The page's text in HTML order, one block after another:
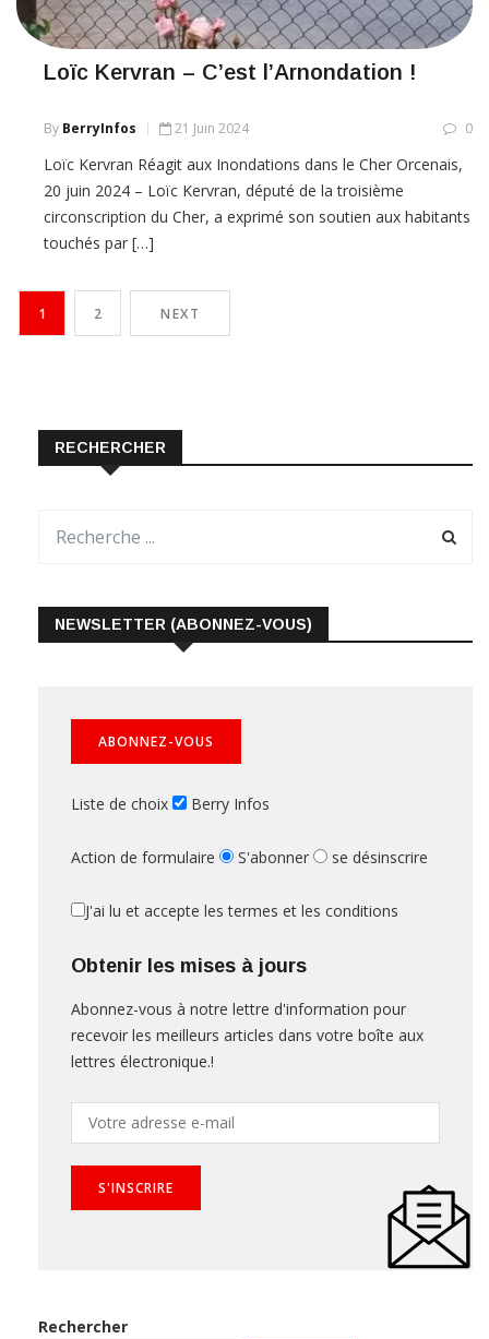
Loïc Kervran – C’est l’Arnondation !
By BerryInfos 21 Juin 2024 0
Loïc Kervran Réagit aux Inondations dans le Cher Orcenais,
20 juin 2024 – Loïc Kervran, député de la troisième
circonscription du Cher, a exprimé son soutien aux habitants
touchés par […]
1 2 NEXT
RECHERCHER
NEWSLETTER (ABONNEZ-VOUS)
Liste de choix Berry Infos
Action de formulaire S'abonner se désinscrire
J'ai lu et accepte les termes et les conditions
Obtenir les mises à jours
Abonnez-vous à notre lettre d'information pour
recevoir les meilleurs articles dans votre boîte aux
lettres électronique.!
Rechercher